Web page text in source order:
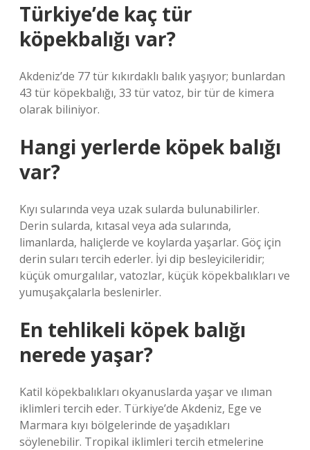
Türkiye’de kaç tür
köpekbalığı var?
Akdeniz’de 77 tür kıkırdaklı balık yaşıyor; bunlardan
43 tür köpekbalığı, 33 tür vatoz, bir tür de kimera
olarak biliniyor.
Hangi yerlerde köpek balığı
var?
Kıyı sularında veya uzak sularda bulunabilirler.
Derin sularda, kıtasal veya ada sularında,
limanlarda, haliçlerde ve koylarda yaşarlar. Göç için
derin suları tercih ederler. İyi dip besleyicileridir;
küçük omurgalılar, vatozlar, küçük köpekbalıkları ve
yumuşakçalarla beslenirler.
En tehlikeli köpek balığı
nerede yaşar?
Katil köpekbalıkları okyanuslarda yaşar ve ılıman
iklimleri tercih eder. Türkiye’de Akdeniz, Ege ve
Marmara kıyı bölgelerinde de yaşadıkları
söylenebilir. Tropikal iklimleri tercih etmelerine